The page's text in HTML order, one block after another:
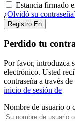
Estancia firmado
¿Olvidó su
Registro En
Perdido tu
Por favor, introduzca
electrónico. Usted
contraseña a través
inicio de sesión de
Nombre de usuario o